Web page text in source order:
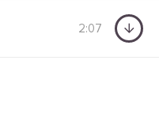
2:07